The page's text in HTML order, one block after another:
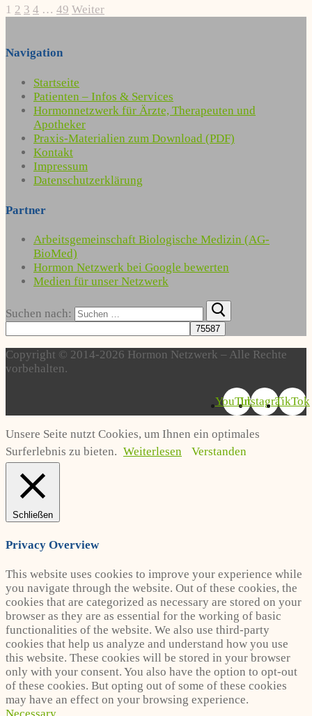
1 2 3 4 … 49 Weiter
Navigation
Startseite
Patienten – Infos & Services
Hormonnetzwerk für Ärzte, Therapeuten und
Apotheker
Praxis-Materialien zum Download (PDF)
Kontakt
Impressum
Datenschutzerklärung
Partner
Arbeitsgemeinschaft Biologische Medizin (AG-
BioMed)
Hormon Netzwerk bei Google bewerten
Medien für unser Netzwerk
Suchen nach:
Copyright © 2014-2026 Hormon Netzwerk – Alle Rechte
vorbehalten.
YouTubeInstagramTikTok
Unsere Seite nutzt Cookies, um Ihnen ein optimales
Surferlebnis zu bieten. Weiterlesen Verstanden
Schließen
Privacy Overview
This website uses cookies to improve your experience while
you navigate through the website. Out of these cookies, the
cookies that are categorized as necessary are stored on your
browser as they are as essential for the working of basic
functionalities of the website. We also use third-party
cookies that help us analyze and understand how you use
this website. These cookies will be stored in your browser
only with your consent. You also have the option to opt-out
of these cookies. But opting out of some of these cookies
may have an effect on your browsing experience.